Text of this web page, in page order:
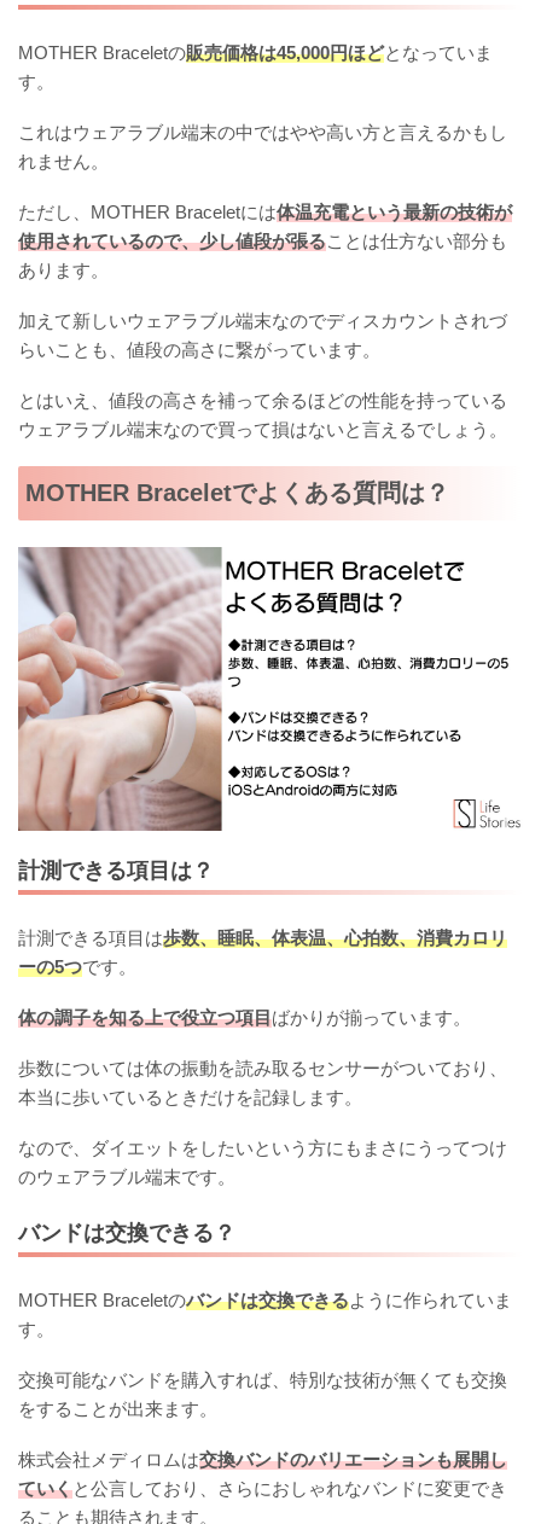
MOTHER Braceletの販売価格は45,000円ほどとなっていま
す。
これはウェアラブル端末の中ではやや高い方と言えるかもし
れません。
ただし、MOTHER Braceletには体温充電という最新の技術が
使用されているので、少し値段が張ることは仕方ない部分も
あります。
加えて新しいウェアラブル端末なのでディスカウントされづ
らいことも、値段の高さに繋がっています。
とはいえ、値段の高さを補って余るほどの性能を持っている
ウェアラブル端末なので買って損はないと言えるでしょう。
MOTHER Braceletでよくある質問は？
計測できる項目は？
計測できる項目は歩数、睡眠、体表温、心拍数、消費カロリ
ーの5つです。
体の調子を知る上で役立つ項目ばかりが揃っています。
歩数については体の振動を読み取るセンサーがついており、
本当に歩いているときだけを記録します。
なので、ダイエットをしたいという方にもまさにうってつけ
のウェアラブル端末です。
バンドは交換できる？
MOTHER Braceletのバンドは交換できるように作られていま
す。
交換可能なバンドを購入すれば、特別な技術が無くても交換
をすることが出来ます。
株式会社メディロムは交換バンドのバリエーションも展開し
ていくと公言しており、さらにおしゃれなバンドに変更でき
ることも期待されます。